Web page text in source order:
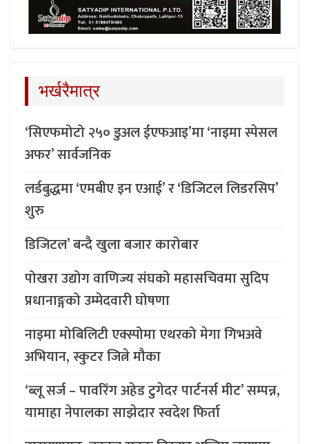
भर्खरैमात्र
‘सिएफमोटो २५० डुअल ईएफआइ’मा ‘नाइमा स्पेसल
अफर’ सार्वजनिक
लर्डबुद्धमा ‘एमबीए इन एआई’ र ‘डिजिटल लिडरसिप’
शुरु
डिजिटल’ बन्दै खुला बजार कारोबार
पोखरा उद्योग वाणिज्य संघको महासचिवमा सुदिप
प्रधानाङ्गको उम्मेदवारी घोषणा
नाइमा मोबिलिटी एक्स्पोमा एथरको मेगा गिभअवे
अभियान, स्कुटर जित्ने मौका
‘ब्लू सर्ज – पावरिंग अहेड टुगेदर पार्टनर्स मीट’ सम्पन्न,
यामाहा नेपालका साझेदार स्वदेश फिर्ता